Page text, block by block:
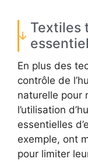
Textiles
En plus des
contrôle de
naturelle pour
l’utilisation
essentielles
exemple, ont
pour limiter